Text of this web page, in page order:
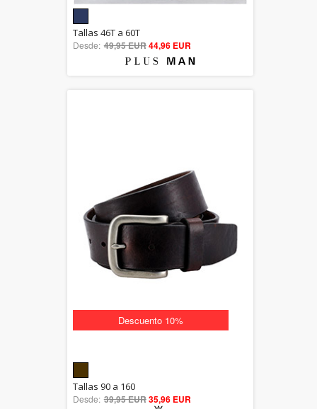
5.00
out of 5
Tallas 46T a 60T
Desde: 49,95 EUR44,96 EUR
Descuento 10%
5.00
out of 5
Tallas 90 a 160
Desde: 39,95 EUR35,96 EUR